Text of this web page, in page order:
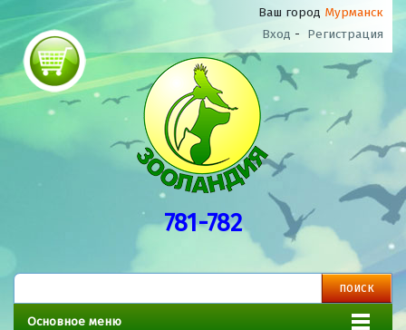
Ваш город Мурманск
Вход - Регистрация
781-782
Основное меню